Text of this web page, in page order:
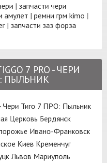
| запчасти чери
амулет | ремни грм kimo |
| запчасти заз форза
7 PRO - ЧЕРИ
ПЫЛЬНИК
Чери Тиго 7 ПРО: Пыльник
Церковь Бердянск
Ивано-Франковск
Киев Кременчуг
Львов Мариуполь